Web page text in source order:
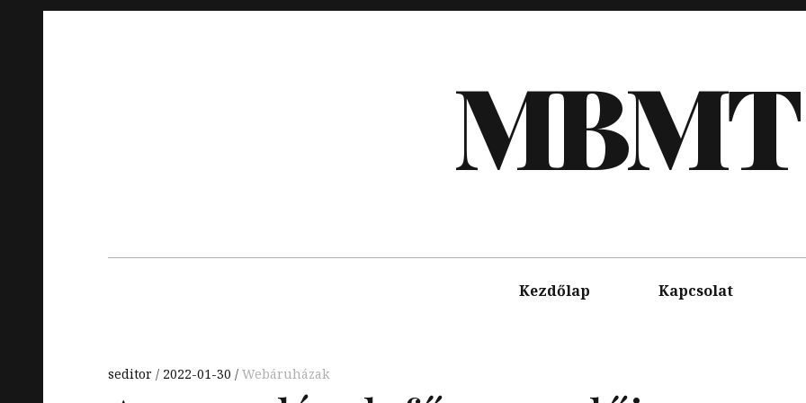
MBMT
Kezdőlap Kapcsolat
seditor 2022-01-30 Webáruházak